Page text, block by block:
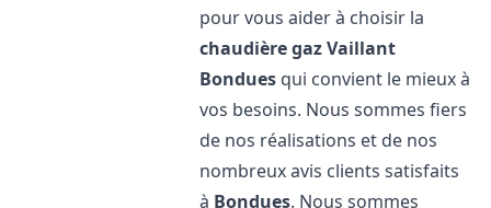
pour vous aider à choisir la
chaudière gaz Vaillant
Bondues qui convient le mieux à
vos besoins. Nous sommes fiers
de nos réalisations et de nos
nombreux avis clients satisfaits
à Bondues. Nous sommes